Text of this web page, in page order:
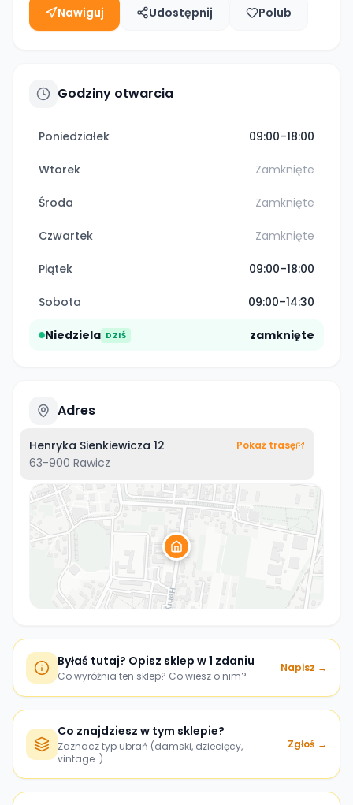
Nawiguj Udostępnij Polub
Godziny otwarcia
Poniedziałek 09:00–18:00
Wtorek Zamknięte
Środa Zamknięte
Czwartek Zamknięte
Piątek 09:00–18:00
Sobota 09:00–14:30
Niedziela DZIŚ zamknięte
Adres
Henryka Sienkiewicza 12
63-900 Rawicz
Pokaż trasę
Byłaś tutaj? Opisz sklep w 1 zdaniu
Co wyróżnia ten sklep? Co wiesz o nim?
Napisz →
Co znajdziesz w tym sklepie?
Zaznacz typ ubrań (damski, dziecięcy,
vintage…)
Zgłoś →